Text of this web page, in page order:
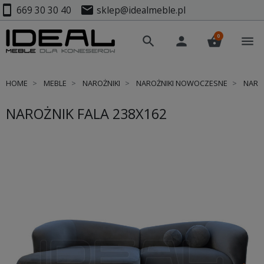
smartphone 669 30 30 40 mail sklep@idealmeble.pl
search person shopping_basket
0 menu
HOME MEBLE NAROŻNIKI NAROŻNIKI NOWOCZESNE
NAROŻNIK FALA 238X162